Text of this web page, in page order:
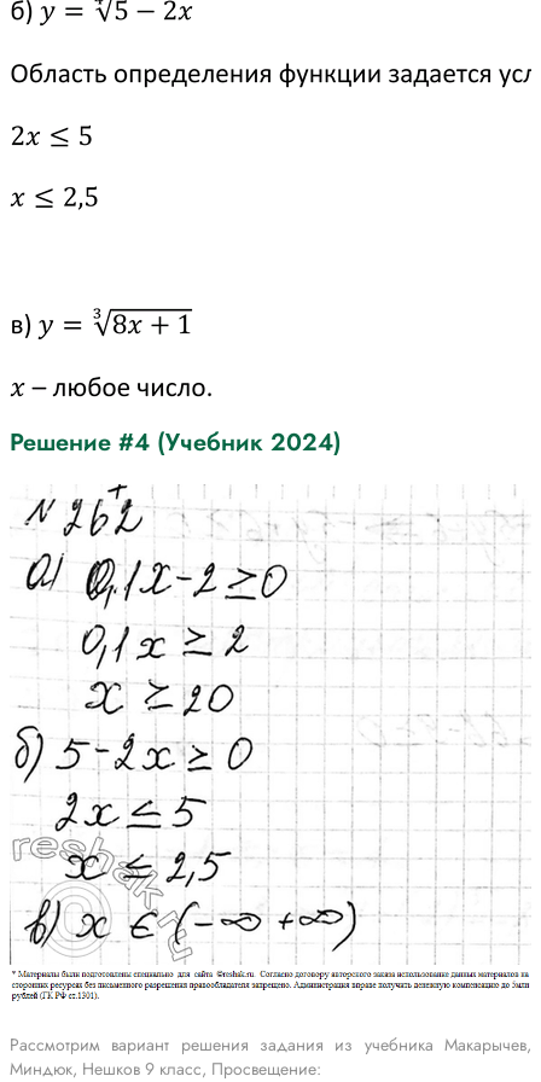
Решение #4 (Учебник 2024)
Рассмотрим вариант решения задания из учебника Макарычев,
Миндюк, Нешков 9 класс, Просвещение: